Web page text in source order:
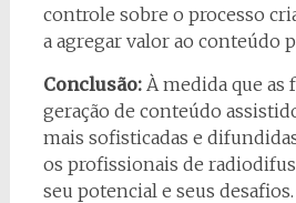
controle sobre o processo
a agregar valor ao conteúdo
Conclusão:À medida que as
geração de conteúdo
mais sofisticadas e
os profissionais de
seu potencial e seus